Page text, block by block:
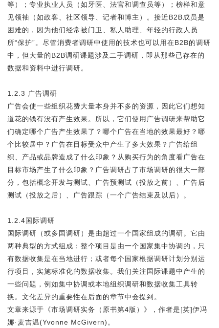
等）；专业执业人员（如牙医、法官和调查员等）；榜样和意
见领袖（如政客、社区领导、记者和博主）。接近B2B成员是
困难的，因为他们经常被门卫、私人助理、年轻的行政人员
所“保护”。尽管消费者调研中使用的技术也可以用在B2B的调研
中，但大量的B2B调研课题涉及二手调研，即从那些已存在的
数据和资料中进行调研。
1.2.3 广告调研
广告会使一些组织花费大量本身并不多的资源，因此它们想知
道花的钱有没有产生效果。所以，它们使用广告调研来帮助它
们确定哪个广告产生效果了？哪个广告在当地的效果最好？哪
个比较居中？广告在目标受众中产生了多大效果？广告给组
织、产品或品牌造成了什么印象？从购买行为的角度看广告在
目标市场产生了什么印象？广告调研占了市场调研的很大一部
分，包括概念开发与测试、广告预测试（投放之前）、广告后
测试（投放之后）、广告跟踪（一个广告结束及以后）。
1.2.4国际调研
国际调研（或多国调研）是由超过一个国家组成的调研。它由
两种典型的方式组成：整个项目是由一个国家集中协调的，只
有数据收集是在当地进行；或者每个国家根据调研计划分别运
行项目，实施标准化的数据收集。我们关注国际课题中产生的
一些问题，例如集中协调或本地组织调研和数据收集工具转
换。文化差异的重要性在后面的章节中会提到。
文章来源于《市场调研实务（原书第4版）》，作者是[英]伊冯
娜·麦吉温(Yvonne McGivern)。